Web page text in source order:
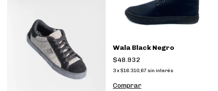
Wala Black Negro
$48.932
3 x $16.310,67 sin interés
Comprar